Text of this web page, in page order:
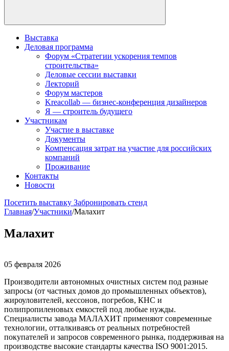
Выставка
Деловая программа
Форум «Стратегии ускорения темпов
строительства»
Деловые сессии выставки
Лекторий
Форум мастеров
Kreacollab — бизнес-конференция дизайнеров
Я — строитель будущего
Участникам
Участие в выставке
Документы
Компенсация затрат на участие для российских
компаний
Проживание
Контакты
Новости
Посетить выставку Забронировать стенд
Главная/Участники/Малахит
Малахит
05 февраля 2026
Производители автономных очистных систем под разные
запросы (от частных домов до промышленных объектов),
жироуловителей, кессонов, погребов, КНС и
полипропиленовых емкостей под любые нужды.
Специалисты завода МАЛАХИТ применяют современные
технологии, отталкиваясь от реальных потребностей
покупателей и запросов современного рынка, поддерживая на
производстве высокие стандарты качества ISO 9001:2015.